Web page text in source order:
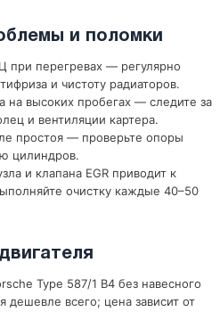
и поломки
при перегревах — регулярно
и чистоту радиаторов.
высоких пробегах — следите за
и вентиляции картера.
простоя — проверьте опоры
цилиндров.
и клапана EGR приводит к
очистку каждые 40–50
Type 587/1 B4 без навесного
дешевле всего; цена зависит от